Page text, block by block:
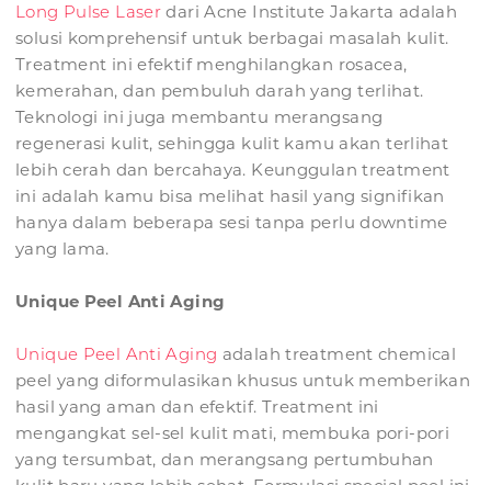
Long Pulse Laserdari Acne Institute Jakarta adalah
solusi komprehensif untuk berbagai masalah kulit.
Treatment ini efektif menghilangkan rosacea,
kemerahan, dan pembuluh darah yang terlihat.
Teknologi ini juga membantu merangsang
regenerasi kulit, sehingga kulit kamu akan terlihat
lebih cerah dan bercahaya. Keunggulan treatment
ini adalah kamu bisa melihat hasil yang signifikan
hanya dalam beberapa sesi tanpa perlu downtime
yang lama.
Unique Peel Anti Aging
Unique Peel Anti Aging adalah treatment chemical
peel yang diformulasikan khusus untuk memberikan
hasil yang aman dan efektif. Treatment ini
mengangkat sel-sel kulit mati, membuka pori-pori
yang tersumbat, dan merangsang pertumbuhan